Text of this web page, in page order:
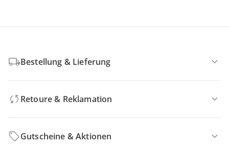
Bestellung & Lieferung
Retoure & Reklamation
Gutscheine & Aktionen